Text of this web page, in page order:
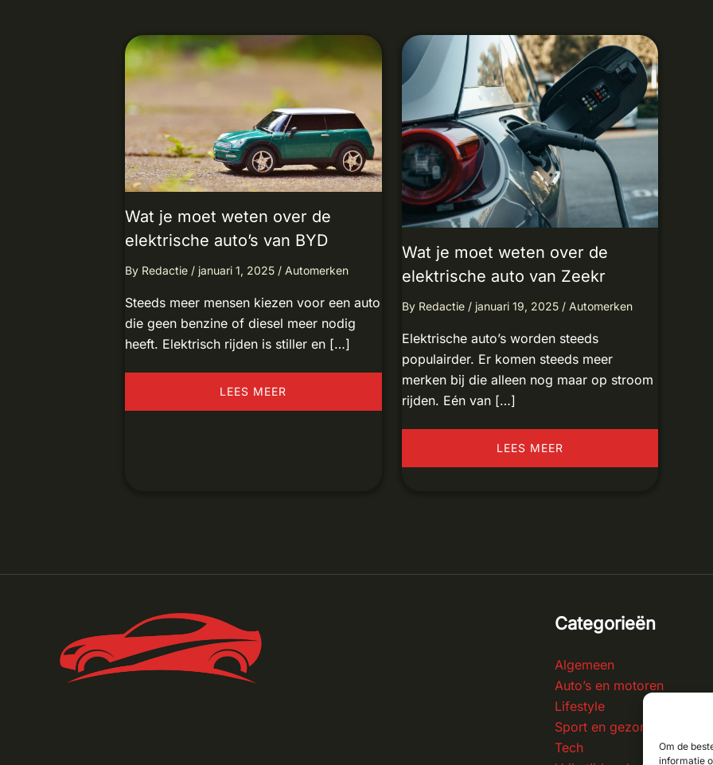
Om de
informatie
Wat je moet weten over de
elektrische auto’s van BYD
By Redactie / januari 1, 2025 / Automerken
Steeds meer mensen kiezen voor een auto
die geen benzine of diesel meer nodig
heeft. Elektrisch rijden is stiller en […]
LEES MEER
Wat je moet weten over de
elektrische auto van Zeekr
By Redactie / januari 19, 2025 / Automerken
Elektrische auto’s worden steeds
populairder. Er komen steeds meer
merken bij die alleen nog maar op stroom
rijden. Eén van […]
LEES MEER
Categorieën
Algemeen
Auto’s en motoren
Lifestyle
Sport en gezondheid
Tech